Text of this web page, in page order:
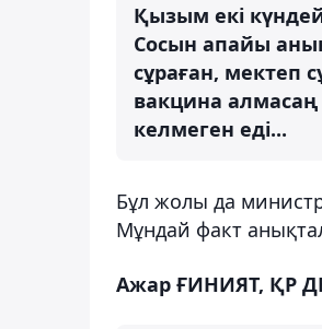
Қызым екі
Сосын апайы
сұраған, мектеп
вакцина алмасаң
келмеген еді...
Бұл жолы да
Мұндай факт
Ажар ҒИНИЯТ, ҚР